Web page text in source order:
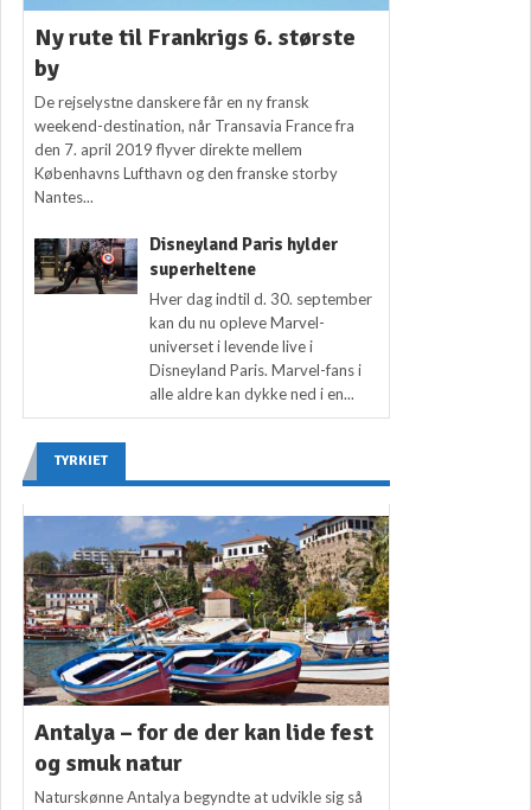
Ny rute til Frankrigs 6. største
by
De rejselystne danskere får en ny fransk
weekend-destination, når Transavia France fra
den 7. april 2019 flyver direkte mellem
Københavns Lufthavn og den franske storby
Nantes...
Disneyland Paris hylder
superheltene
Hver dag indtil d. 30. september
kan du nu opleve Marvel-
universet i levende live i
Disneyland Paris. Marvel-fans i
alle aldre kan dykke ned i en...
TYRKIET
Antalya – for de der kan lide fest
og smuk natur
Naturskønne Antalya begyndte at udvikle sig så